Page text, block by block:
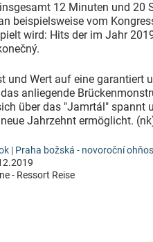
12 Minuten und 20
beispielsweise vom
wird: Hits der im Jahr
und Wert auf eine garantiert
anliegende
über das "Jamrtál" spannt
Jahrzehnt ermöglicht.
| Praha božská - novoroční
- Ressort Reise